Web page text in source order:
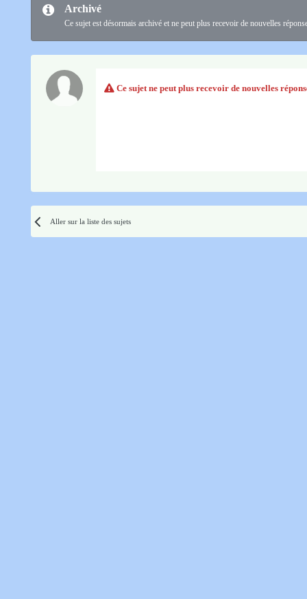
Archivé
Ce sujet est désormais archivé et ne peut plus recevoir de nouvelles
Ce sujet ne peut plus recevoir de nouvelles
Aller sur la liste des sujets